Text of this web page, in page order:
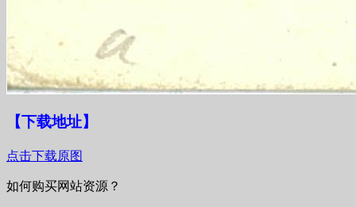
【下载地址】
点击下载原图
如何购买网站资源？